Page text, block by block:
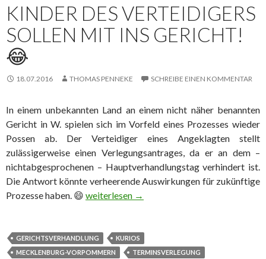
KINDER DES VERTEIDIGERS
SOLLEN MIT INS GERICHT!
😂
18.07.2016 THOMAS PENNEKE SCHREIBE EINEN KOMMENTAR
In einem unbekannten Land an einem nicht näher benannten
Gericht in W. spielen sich im Vorfeld eines Prozesses wieder
Possen ab. Der Verteidiger eines Angeklagten stellt
zulässigerweise einen Verlegungsantrages, da er an dem –
nichtabgesprochenen – Hauptverhandlungstag verhindert ist.
Die Antwort könnte verheerende Auswirkungen für zukünftige
Prozesse haben. 😄 Kinder des Verteidigers sollen mit ins
weiterlesen →
GERICHTSVERHANDLUNG
KURIOS
MECKLENBURG-VORPOMMERN
TERMINSVERLEGUNG